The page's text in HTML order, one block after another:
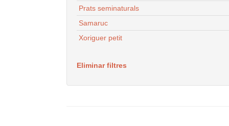
Prats seminaturals
Samaruc
Xoriguer petit
Eliminar filtres